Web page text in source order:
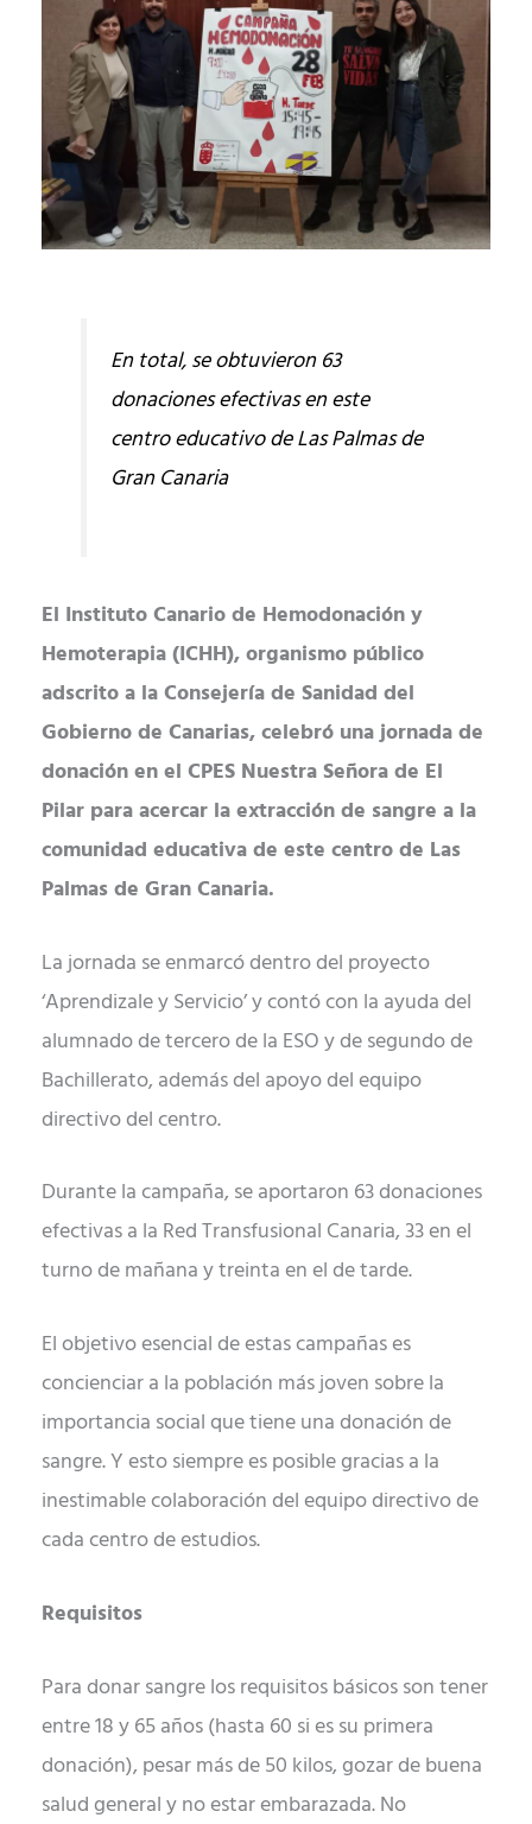
En total, se obtuvieron 63
donaciones efectivas en este
centro educativo de Las Palmas de
Gran Canaria
El Instituto Canario de Hemodonación y
Hemoterapia (ICHH), organismo público
adscrito a la Consejería de Sanidad del
Gobierno de Canarias, celebró una jornada de
donación en el CPES Nuestra Señora de El
Pilar para acercar la extracción de sangre a la
comunidad educativa de este centro de Las
Palmas de Gran Canaria.
La jornada se enmarcó dentro del proyecto
‘Aprendizale y Servicio’ y contó con la ayuda del
alumnado de tercero de la ESO y de segundo de
Bachillerato, además del apoyo del equipo
directivo del centro.
Durante la campaña, se aportaron 63 donaciones
efectivas a la Red Transfusional Canaria, 33 en el
turno de mañana y treinta en el de tarde.
El objetivo esencial de estas campañas es
concienciar a la población más joven sobre la
importancia social que tiene una donación de
sangre. Y esto siempre es posible gracias a la
inestimable colaboración del equipo directivo de
cada centro de estudios.
Requisitos
Para donar sangre los requisitos básicos son tener
entre 18 y 65 años (hasta 60 si es su primera
donación), pesar más de 50 kilos, gozar de buena
salud general y no estar embarazada. No